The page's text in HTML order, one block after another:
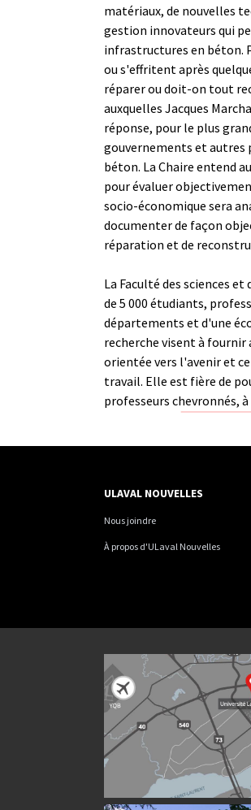
matériaux, de nouvelles
gestion innovateurs qui
infrastructures en béton.
ou s'effritent après
réparer ou doit-on tout
auxquelles Jacques
réponse, pour le plus
gouvernements et
béton. La Chaire entend
pour évaluer
socio-économique sera
documenter de façon
réparation et de
La Faculté des sciences
de 5 000 étudiants,
départements et d'une
recherche visent à
orientée vers l'avenir et
travail. Elle est fière de
professeurs chevronnés,
ULAVAL NOUVELLES
Nous joindre
À propos d'ULaval Nouvelles